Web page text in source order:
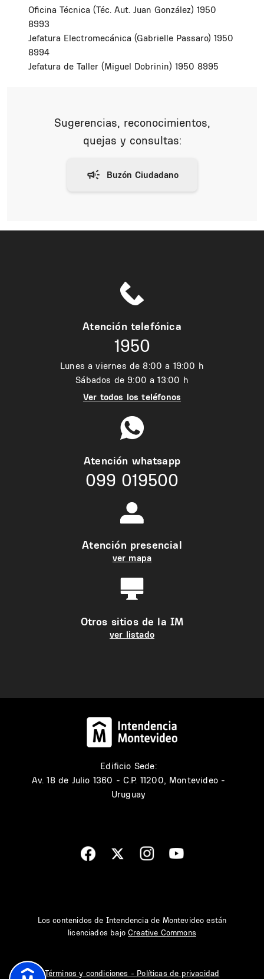
Oficina Técnica (Téc. Aut. Juan González) 1950
8993
Jefatura Electromecánica (Gabrielle Passaro) 1950
8994
Jefatura de Taller (Miguel Dobrinin) 1950 8995
Sugerencias, reconocimientos,
quejas y consultas:
Atención telefónica
1950
Lunes a viernes de 8:00 a 19:00 h
Sábados de 9:00 a 13:00 h
Ver todos los teléfonos
Atención whatsapp
099 019500
Atención presencial
ver mapa
Otros sitios de la IM
ver listado
Edificio Sede:
Av. 18 de Julio 1360 - C.P. 11200, Montevideo -
Uruguay
Los contenidos de Intendencia de Montevideo están
licenciados bajoCreative Commons
Términos y condiciones - Políticas de privacidad